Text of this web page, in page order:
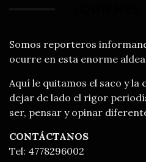
Somos reporteros
ocurre en esta enorme
Aquí le quitamos el saco y la
dejar de lado el rigor
ser, pensar y opinar
CONTÁCTANOS
Tel: 4778296002